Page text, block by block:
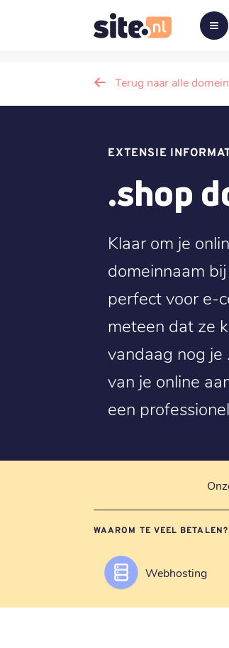
Terug naar alle
EXTENSIE
.shop
Klaar om je
domeinnaam
perfect voor e-
meteen dat ze
vandaag nog
van je online
een
WAAROM TE VEEL
Webhosting